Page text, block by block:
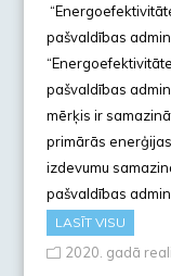
pašvaldības
pašvaldības
mērķis ir
primārās
izdevumu
pašvaldības
LASĪT VISU
2020. gadā